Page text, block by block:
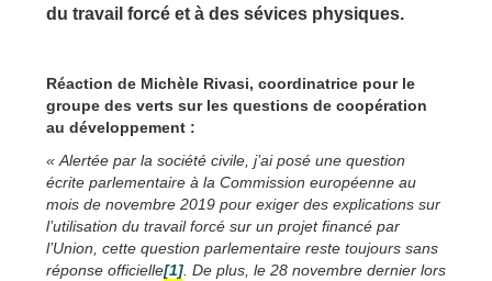
du travail forcé et à des sévices physiques.
Réaction de Michèle Rivasi, coordinatrice pour le
groupe des verts sur les questions de coopération
au développement :
« Alertée par la société civile, j’ai posé une question
écrite parlementaire à la Commission européenne au
mois de novembre 2019 pour exiger des explications sur
l’utilisation du travail forcé sur un projet financé par
l’Union, cette question parlementaire reste toujours sans
réponse officielle[1] . De plus, le 28 novembre dernier lors